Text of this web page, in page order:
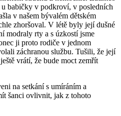
babičky v podkroví, v posledních
v našem bývalém dětském
zhoršoval. V létě byly její dušné
í modraly rty a s úzkostí jsme
ji proto rodiče v jednom
záchranou službu. Tušili, že její
vrátí, že bude moct zemřít
na setkánís umíráním a
šanci ovlivnit, jak z tohoto